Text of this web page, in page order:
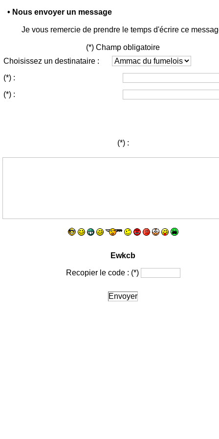
• Nous envoyer un message
Je vous remercie de prendre le temps d'écrire ce
(*) Champ obligatoire
Choisissez un destinataire :
(*) :
(*) :
(*):
Ewkcb
Recopier le code : (*)
Envoyer